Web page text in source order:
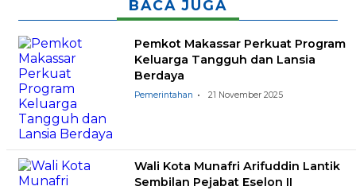
BACA JUGA
Pemkot Makassar Perkuat Program
Keluarga Tangguh dan Lansia
Berdaya
Pemerintahan 21 November 2025
Wali Kota Munafri Arifuddin Lantik
Sembilan Pejabat Eselon II